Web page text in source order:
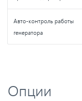
Авто-контроль работы
генератора
Опции